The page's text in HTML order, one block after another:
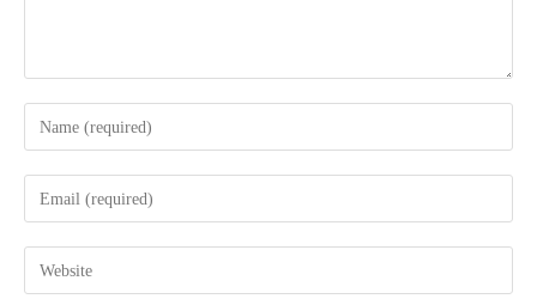
Enter
your
name
comment
Enter
your
email
address
Enter
your